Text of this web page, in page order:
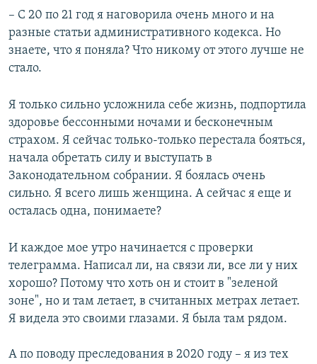
– С 20 по 21 год я наговорила очень много и на
разные статьи административного кодекса. Но
знаете, что я поняла? Что никому от этого лучше не
стало.
Я только сильно усложнила себе жизнь, подпортила
здоровье бессонными ночами и бесконечным
страхом. Я сейчас только-только перестала бояться,
начала обретать силу и выступать в
Законодательном собрании. Я боялась очень
сильно. Я всего лишь женщина. А сейчас я еще и
осталась одна, понимаете?
И каждое мое утро начинается с проверки
телеграмма. Написал ли, на связи ли, все ли у них
хорошо? Потому что хоть он и стоит в "зеленой
зоне", но и там летает, в считанных метрах летает.
Я видела это своими глазами. Я была там рядом.
А по поводу преследования в 2020 году – я из тех